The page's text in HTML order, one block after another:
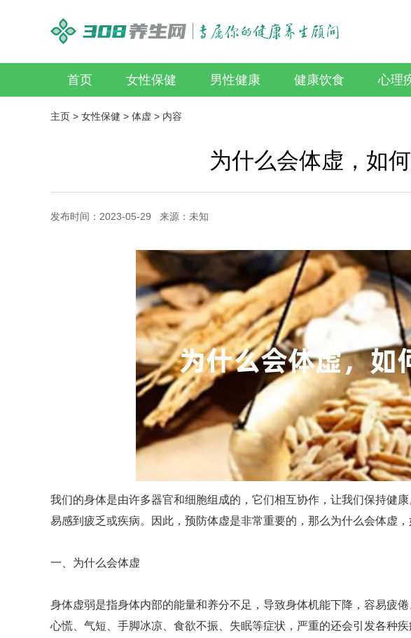
首页 女性保健 男性健康 健康饮食 心理
主页 > 女性保健 > 体虚 > 内容
为什么会体虚，如
发布时间：2023-05-29 来源：未知
我们的身体是由许多器官和细胞组成的，它们相互协作，让我们保持健
易感到疲乏或疾病。因此，预防体虚是非常重要的，那么为什么会体虚
一、为什么会体虚
身体虚弱是指身体内部的能量和养分不足，导致身体机能下降，容易疲
心慌、气短、手脚冰凉、食欲不振、失眠等症状，严重的还会引发各种疾